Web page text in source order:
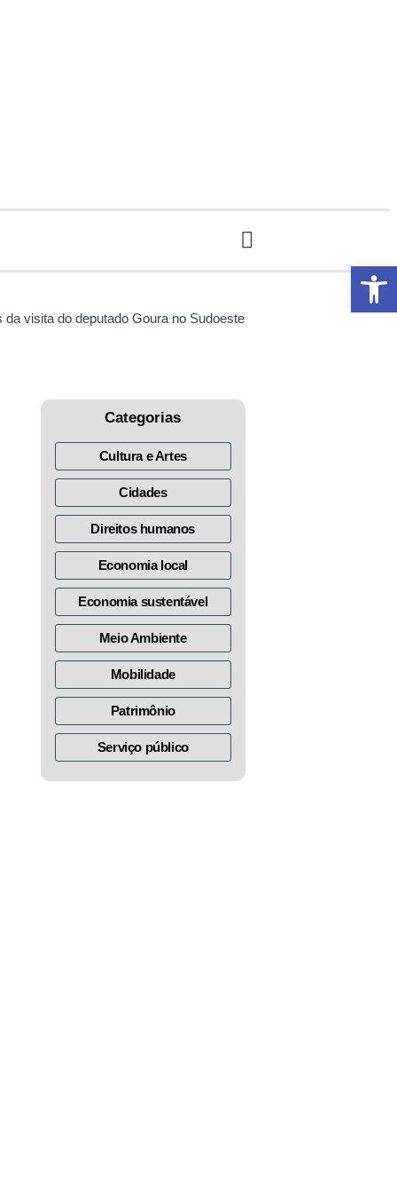
visita do deputado Goura no Sudoeste
Categorias
Cultura e Artes
Cidades
Direitos humanos
Economia local
Economia sustentável
Meio Ambiente
Mobilidade
Patrimônio
Serviço público
Abrir